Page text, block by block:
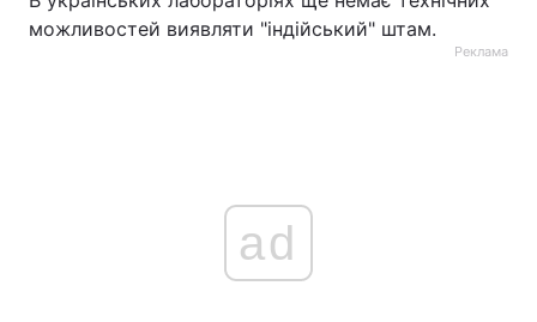
можливостей виявляти "індійський" штам.
Реклама
ad